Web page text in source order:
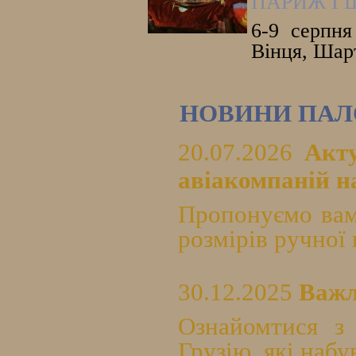
6-9
Вінця,
НОВИНИ
20.07.2026
авіакомпаній
Пропонуємо
розмірів
30.12.2025
Ознайомтися